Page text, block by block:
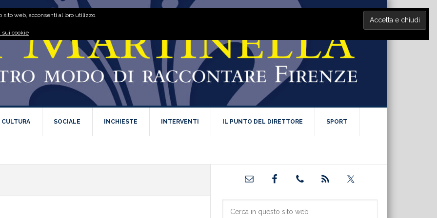
CULTURA SOCIALE INCHIESTE INTERVENTI IL PUNTO DEL DIRETTORE SPORT
Barra
primaria
web, acconsenti al loro utilizzo.
sui cookie